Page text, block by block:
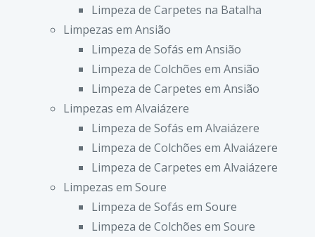
Limpeza de Carpetes na Batalha
Limpezas em Ansião
Limpeza de Sofás em Ansião
Limpeza de Colchões em Ansião
Limpeza de Carpetes em Ansião
Limpezas em Alvaiázere
Limpeza de Sofás em Alvaiázere
Limpeza de Colchões em Alvaiázere
Limpeza de Carpetes em Alvaiázere
Limpezas em Soure
Limpeza de Sofás em Soure
Limpeza de Colchões em Soure